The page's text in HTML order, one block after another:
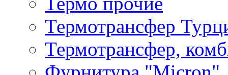
Термотрансфер
Термотрансфер,